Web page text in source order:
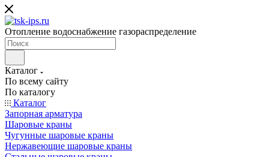
Отопление водоснабжение газораспределение
Каталог
По всему сайту
По каталогу
Каталог
Запорная арматура
Шаровые краны
Чугунные шаровые краны
Нержавеющие шаровые краны